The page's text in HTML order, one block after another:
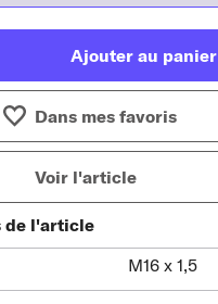
Ajouter au panier
Dans mes favoris
Voir l'article
de l'article
M16 x 1,5